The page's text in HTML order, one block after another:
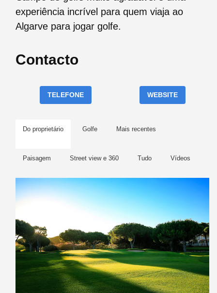
experiência incrível para quem viaja ao
Algarve para jogar golfe.
Contacto
TELEFONE WEBSITE
Do proprietário Golfe Mais recentes
Paisagem Street view e 360 Tudo Vídeos